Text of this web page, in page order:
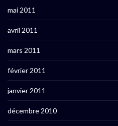
mai 2011
avril 2011
mars 2011
février 2011
janvier 2011
décembre 2010